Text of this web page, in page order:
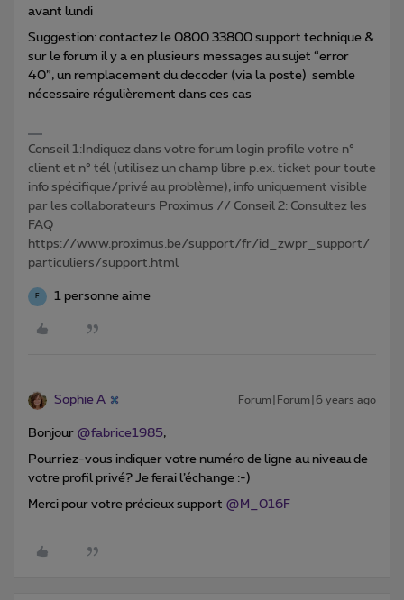
avant lundi
Suggestion: contactez le 0800 33800 support technique &
sur le forum il y a en plusieurs messages au sujet “error
40”, un remplacement du decoder (via la poste) semble
nécessaire régulièrement dans ces cas
Conseil 1:Indiquez dans votre forum login profile votre n°
client et n° tél (utilisez un champ libre p.ex. ticket pour toute
info spécifique/privé au problème), info uniquement visible
par les collaborateurs Proximus // Conseil 2: Consultez les
FAQ
https://www.proximus.be/support/fr/id_zwpr_support/
particuliers/support.html
F 1 personne aime
Sophie A Forum|Forum|6 years ago
Bonjour @fabrice1985,
Pourriez-vous indiquer votre numéro de ligne au niveau de
votre profil privé? Je ferai l’échange :-)
Merci pour votre précieux support @M_016F